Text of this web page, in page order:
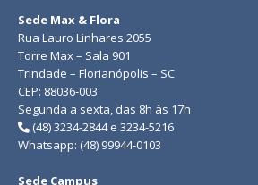
Sede Max & Flora
Rua Lauro Linhares 2055
Torre Max – Sala 901
Trindade – Florianópolis – SC
CEP: 88036-003
Segunda a sexta, das 8h às 17h
(48) 3234-2844 e 3234-5216
Whatsapp: (48) 99944-0103
Sede Campus